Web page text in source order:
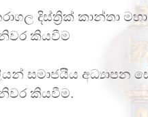
දිස්ත්‍රික් කාන්තා
කියවීම
සමාජයීය අධ්‍යාපන
කියවීම.